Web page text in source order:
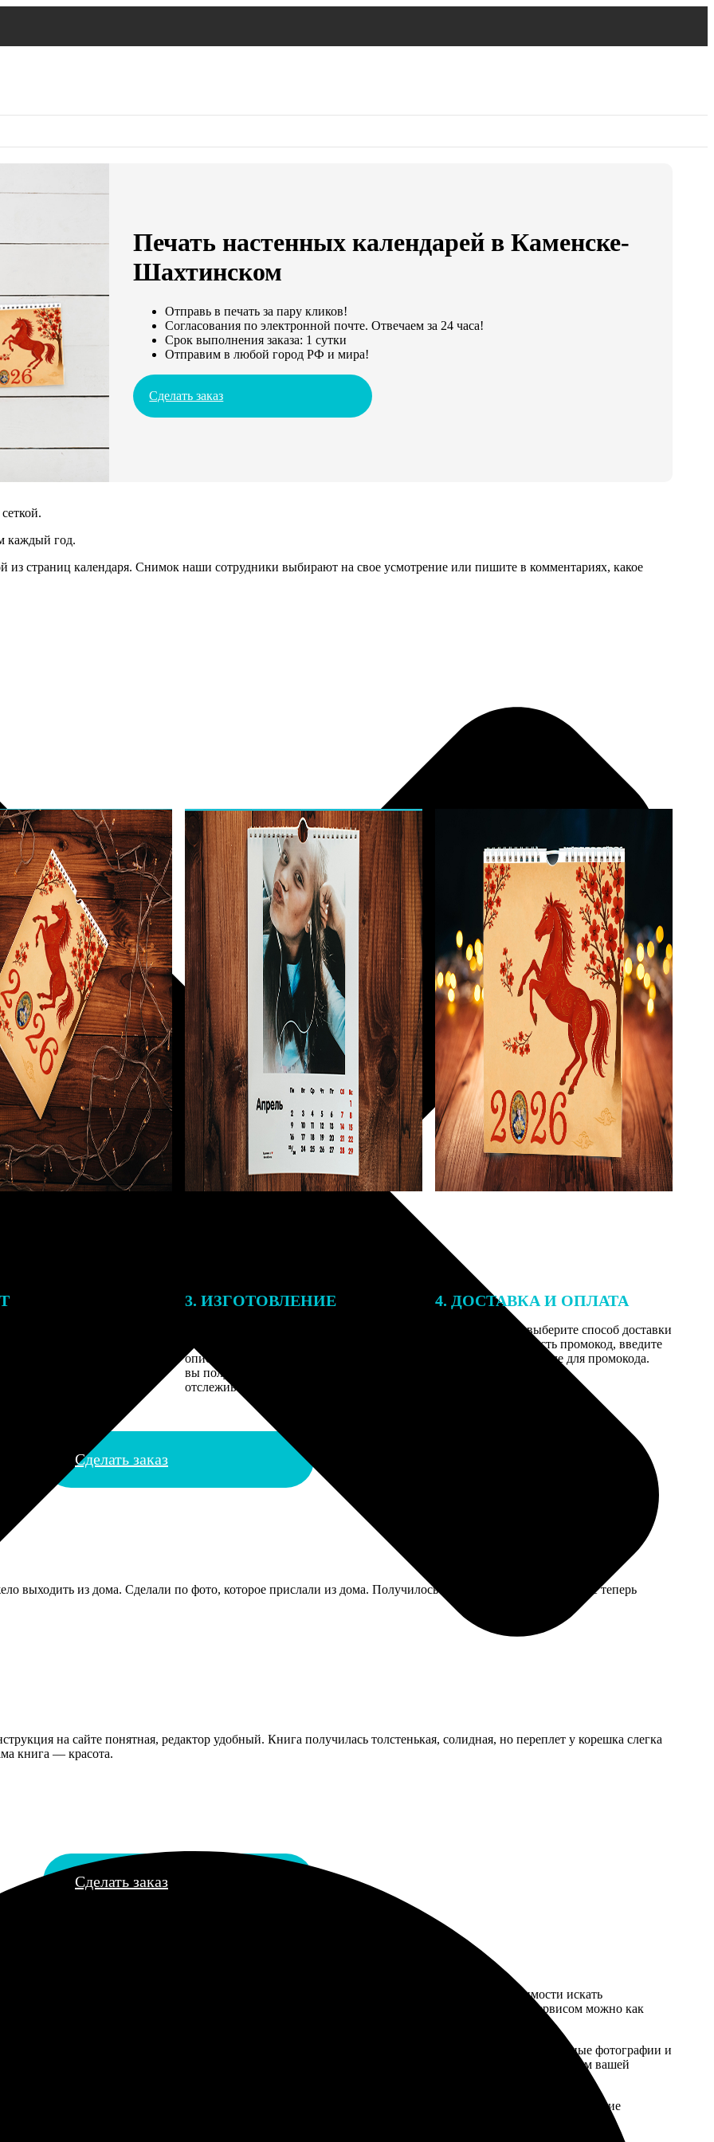
Печать настенных календарей в Каменске-
Шахтинском
Отправь в печать за пару кликов!
Согласования по электронной почте. Отвечаем за 24 часа!
Срок выполнения заказа: 1 сутки
Отправим в любой город РФ и мира!
Сделать заказ
каждый год.
страниц календаря. Снимок наши сотрудники выбирают на свое усмотрение или пишите в комментариях, какое
3. ИЗГОТОВЛЕНИЕ
описанием заказа. Когда отправим заказ
вы получите письмо с трек-номером для
отслеживания.
4. ДОСТАВКА И ОПЛАТА
Введите адрес и выберите способ доставки
заказа. Если у вас есть промокод, введите
его в специальное поле для промокода.
Сделать заказ
выходить из дома. Сделали по фото, которое прислали из дома. Получилось ну очень похоже, в паспорте теперь
на сайте понятная, редактор удобный. Книга получилась толстенькая, солидная, но переплет у корешка слегка
книга — красота.
Сделать заказ
онлайн
изготовление настенных календарей прямо из уюта вашего дома. Забудьте о необходимости искать
дизайна до оплаты, может быть выполнен онлайн за несколько минут. Пользоваться данным сервисом можно как
доступное на различных платформах.
прост. Вы можете выбрать один из множества готовых шаблонов или создать свой, используя личные фотографии и
различные типы календарей: перекидной, квартальный, карманный, а также календари с логотипом вашей
настенных календарей с использованием собственных фотографий позволит вам сохранить самые дорогие
радоваться ярким и качественным изображениям. Делать заказ удобно, быстро и безопасно.